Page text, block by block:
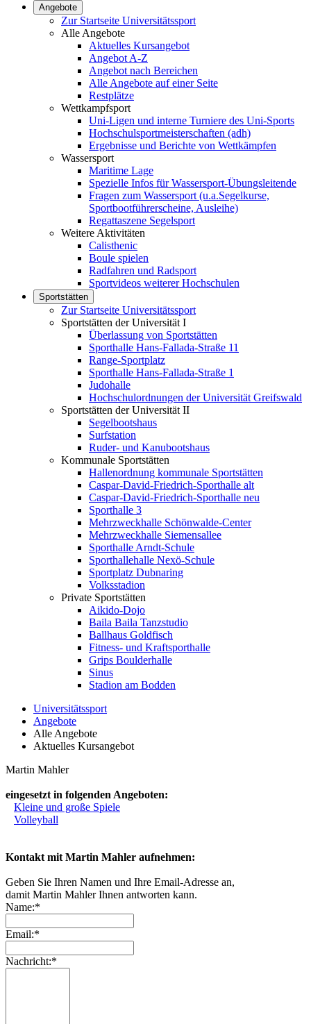
Angebote
Zur Startseite Universitätssport
Alle Angebote
Aktuelles Kursangebot
Angebot A-Z
Angebot nach Bereichen
Alle Angebote auf einer Seite
Restplätze
Wettkampfsport
Uni-Ligen und interne Turniere des Uni-Sports
Hochschulsportmeisterschaften (adh)
Ergebnisse und Berichte von Wettkämpfen
Wassersport
Maritime Lage
Spezielle Infos für Wassersport-Übungsleitende
Fragen zum Wassersport (u.a.Segelkurse,
Sportbootführerscheine, Ausleihe)
Regattaszene Segelsport
Weitere Aktivitäten
Calisthenic
Boule spielen
Radfahren und Radsport
Sportvideos weiterer Hochschulen
Sportstätten
Zur Startseite Universitätssport
Sportstätten der Universität I
Überlassung von Sportstätten
Sporthalle Hans-Fallada-Straße 11
Range-Sportplatz
Sporthalle Hans-Fallada-Straße 1
Judohalle
Hochschulordnungen der Universität Greifswald
Sportstätten der Universität II
Segelbootshaus
Surfstation
Ruder- und Kanubootshaus
Kommunale Sportstätten
Hallenordnung kommunale Sportstätten
Caspar-David-Friedrich-Sporthalle alt
Caspar-David-Friedrich-Sporthalle neu
Sporthalle 3
Mehrzweckhalle Schönwalde-Center
Mehrzweckhalle Siemensallee
Sporthalle Arndt-Schule
Sporthallehalle Nexö-Schule
Sportplatz Dubnaring
Volksstadion
Private Sportstätten
Aikido-Dojo
Baila Baila Tanzstudio
Ballhaus Goldfisch
Fitness- und Kraftsporthalle
Grips Boulderhalle
Sinus
Stadion am Bodden
Universitätssport
Angebote
Alle Angebote
Aktuelles Kursangebot
Martin Mahler
eingesetzt in folgenden Angeboten:
Kleine und große Spiele
Volleyball
Kontakt mit Martin Mahler aufnehmen:
Geben Sie Ihren Namen und Ihre Email-Adresse an,
damit Martin Mahler Ihnen antworten kann.
Name:*
Email:*
Nachricht:*